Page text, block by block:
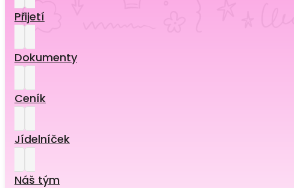
Přijetí
Dokumenty
Ceník
Jídelníček
Náš tým